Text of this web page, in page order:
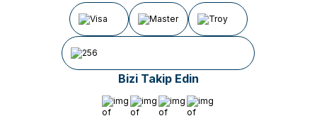
Bizi Takip Edin